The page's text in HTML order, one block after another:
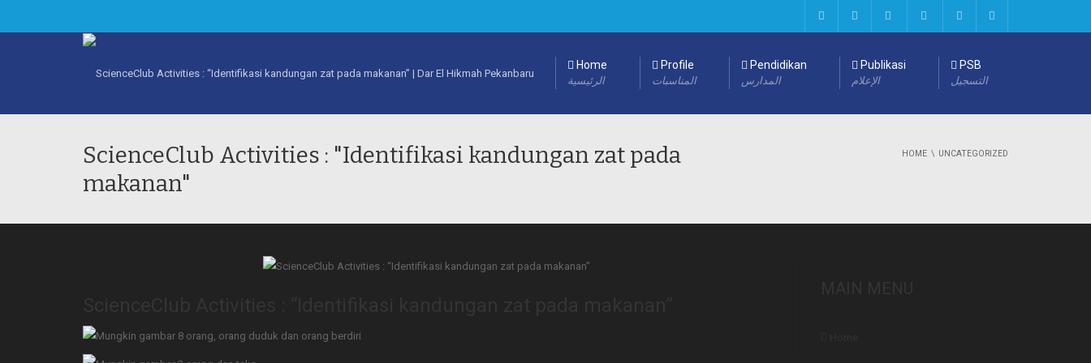
Home
الرئيسية
Profile
المناسبات
Pendidikan
المدارس
Publikasi
الإعلام
PSB
التسجيل
ScienceClub Activities : "Identifikasi kandungan zat pada
makanan"
HOME UNCATEGORIZED